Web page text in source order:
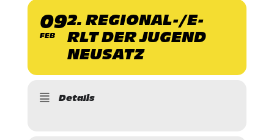
09
FEB
2. REGIONAL-/E-
RLT DER JUGEND
NEUSATZ
Details